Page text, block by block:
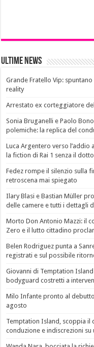
Ultime News
Grande Fratello Vip:
reality
Arrestato ex corteggiatore
Sonia Bruganelli e Paolo
polemiche: la replica del
Luca Argentero verso l’addio
la fiction di Rai 1 senza il
Fedez rompe il silenzio sulla
retroscena mai spiegato
Ilary Blasi e Bastian Müller
delle camere e tutti i dettagli
Morto Don Antonio Mazzi: il
Zero e il lutto cittadino
Belen Rodriguez punta a
registrati e sul possibile
Giovanni di Temptation
bodyguard costretti a
Milo Infante pronto al
agosto
Temptation Island, scoppia il
conduzione e indiscrezioni